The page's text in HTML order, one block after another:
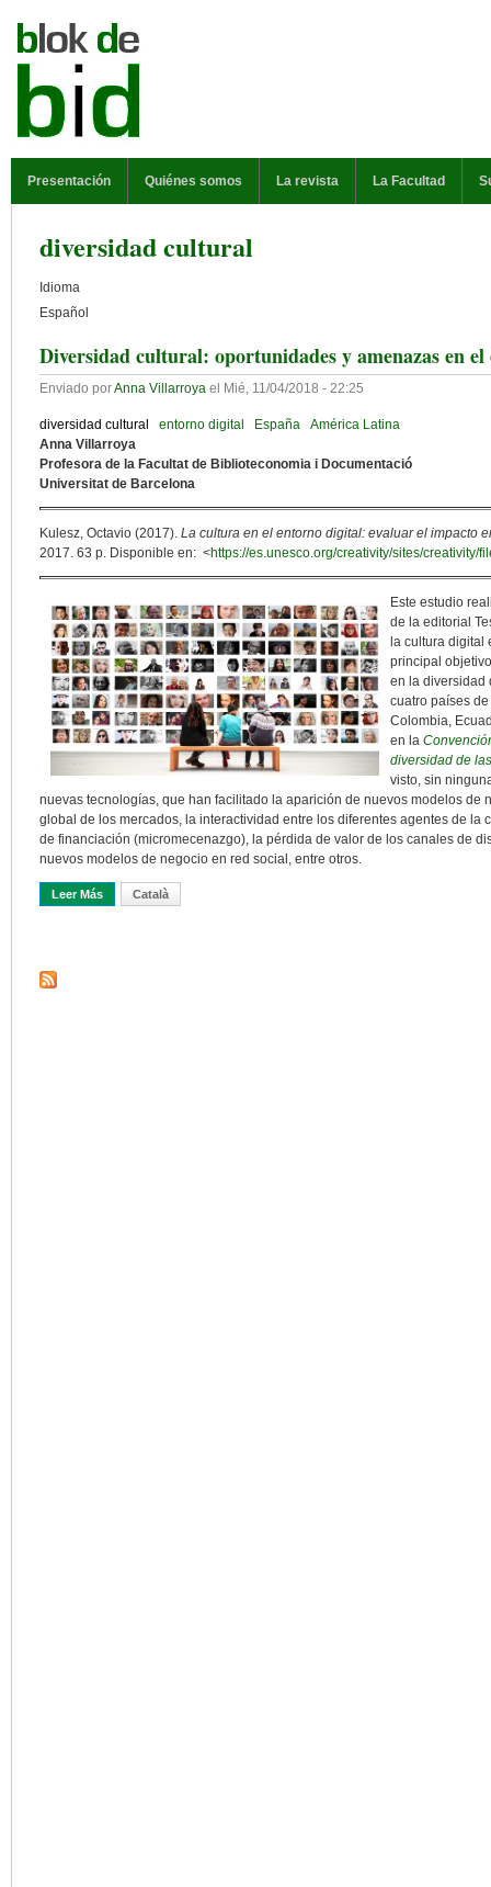
Presentación Quiénes somos La revista La Facultad
diversidad cultural
Idioma
Español
Diversidad cultural: oportunidades y amenazas en
Enviado porAnna Villarroya el Mié, 11/04/2018 - 22:25
diversidad cultural entorno digital España
América Latina
Anna Villarroya
Profesora de la Facultat de Biblioteconomia i Documentació
Universitat de Barcelona
Kulesz, Octavio (2017). La cultura en el entorno digital: evaluar el impacto
2017. 63 p. Disponible en: <https://es.unesco.org/creativity/sites/creativity/
Este estudio
de la editorial
la cultura digital
principal
en la diversidad
cuatro países
Colombia,
en la
diversidad de
visto, sin
nuevas tecnologías, que han facilitado la aparición de nuevos modelos de
global de los mercados, la interactividad entre los diferentes agentes de la
de financiación (micromecenazgo), la pérdida de valor de los canales de
nuevos modelos de negocio en red social, entre otros.
Leer Más Sobre Diversidad Cultural: Oportunidades Y Amenazas En El
Català